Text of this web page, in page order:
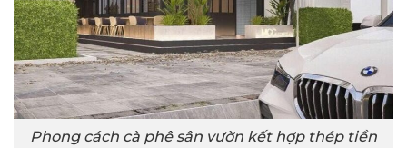
Phong cách cà phê sân vườn kết hợp thép tiền